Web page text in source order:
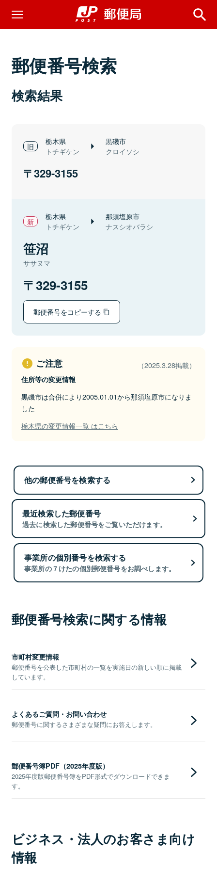
郵便番号検索
検索結果
栃木県
トチギケン
黒磯市
クロイソシ
329-3155
栃木県
トチギケン
那須塩原市
ナスシオバラシ
笹沼
ササヌマ
329-3155
郵便番号をコピーする
ご注意 （2025.3.28掲載）
住所等の変更情報
黒磯市は合併により2005.01.01から那須塩原市になりま
した
栃木県の変更情報一覧 はこちら
他の郵便番号を検索する
最近検索した郵便番号
過去に検索した郵便番号をご覧いただけます。
事業所の個別番号を検索する
事業所の７けたの個別郵便番号をお調べします。
郵便番号検索に関する情報
市町村変更情報
郵便番号を公表した市町村の一覧を実施日の新しい順に掲載
しています。
よくあるご質問・お問い合わせ
郵便番号に関するさまざまな疑問にお答えします。
郵便番号簿PDF（2025年度版）
2025年度版郵便番号簿をPDF形式でダウンロードできま
す。
ビジネス・法人のお客さま向け
情報